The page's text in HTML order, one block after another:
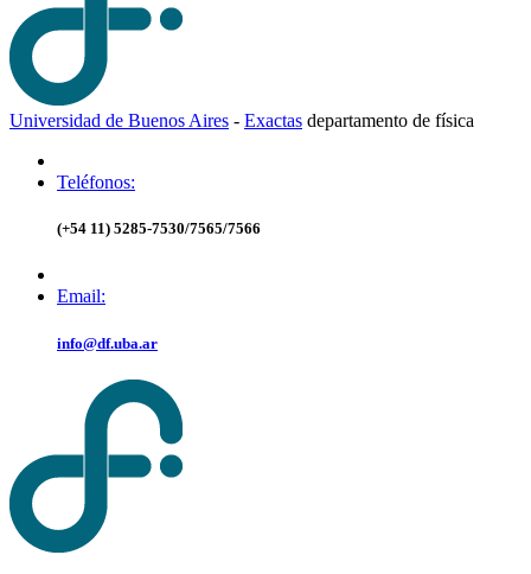
Universidad de Buenos Aires - Exactas departamento de física
Teléfonos:
(+54 11) 5285-7530/7565/7566
Email:
info@df.uba.ar